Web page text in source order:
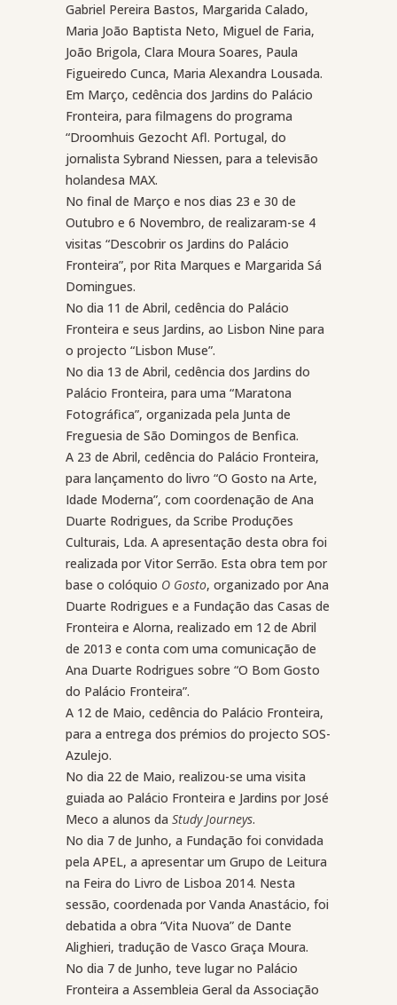
Gabriel Pereira Bastos, Margarida Calado,
Maria João Baptista Neto, Miguel de Faria,
João Brigola, Clara Moura Soares, Paula
Figueiredo Cunca, Maria Alexandra Lousada.
Em Março, cedência dos Jardins do Palácio
Fronteira, para filmagens do programa
“Droomhuis Gezocht Afl. Portugal, do
jornalista Sybrand Niessen, para a televisão
holandesa MAX.
No final de Março e nos dias 23 e 30 de
Outubro e 6 Novembro, de realizaram-se 4
visitas “Descobrir os Jardins do Palácio
Fronteira”, por Rita Marques e Margarida Sá
Domingues.
No dia 11 de Abril, cedência do Palácio
Fronteira e seus Jardins, ao Lisbon Nine para
o projecto “Lisbon Muse”.
No dia 13 de Abril, cedência dos Jardins do
Palácio Fronteira, para uma “Maratona
Fotográfica”, organizada pela Junta de
Freguesia de São Domingos de Benfica.
A 23 de Abril, cedência do Palácio Fronteira,
para lançamento do livro “O Gosto na Arte,
Idade Moderna”, com coordenação de Ana
Duarte Rodrigues, da Scribe Produções
Culturais, Lda. A apresentação desta obra foi
realizada por Vitor Serrão. Esta obra tem por
base o colóquio O Gosto, organizado por Ana
Duarte Rodrigues e a Fundação das Casas de
Fronteira e Alorna, realizado em 12 de Abril
de 2013 e conta com uma comunicação de
Ana Duarte Rodrigues sobre “O Bom Gosto
do Palácio Fronteira”.
A 12 de Maio, cedência do Palácio Fronteira,
para a entrega dos prémios do projecto SOS-
Azulejo.
No dia 22 de Maio, realizou-se uma visita
guiada ao Palácio Fronteira e Jardins por José
Meco a alunos da Study Journeys.
No dia 7 de Junho, a Fundação foi convidada
pela APEL, a apresentar um Grupo de Leitura
na Feira do Livro de Lisboa 2014. Nesta
sessão, coordenada por Vanda Anastácio, foi
debatida a obra “Vita Nuova” de Dante
Alighieri, tradução de Vasco Graça Moura.
No dia 7 de Junho, teve lugar no Palácio
Fronteira a Assembleia Geral da Associação